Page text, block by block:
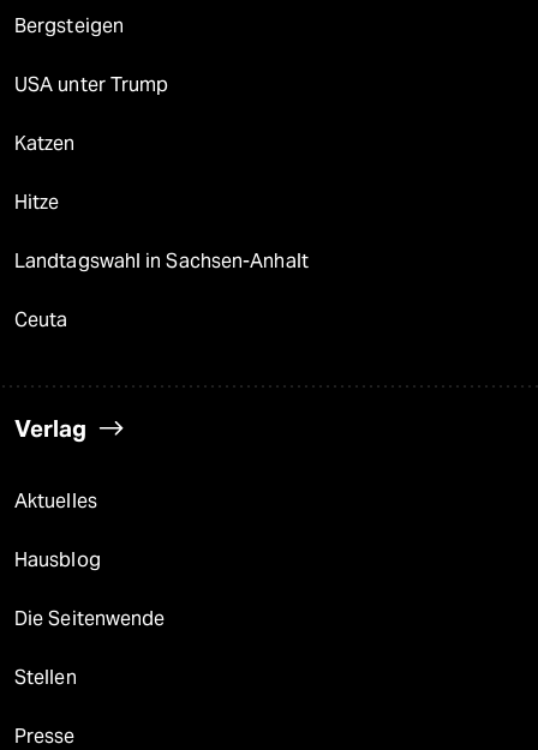
Bergsteigen
USA unter Trump
Katzen
Hitze
Landtagswahl in Sachsen-Anhalt
Ceuta
Verlag
Aktuelles
Hausblog
Die Seitenwende
Stellen
Presse